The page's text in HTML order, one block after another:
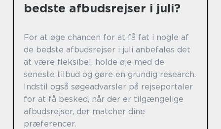
bedste afbudsrejser i juli?
For at øge chancen for at få fat i nogle af
de bedste afbudsrejser i juli anbefales det
at være fleksibel, holde øje med de
seneste tilbud og gøre en grundig research.
Indstil også søgeadvarsler på rejseportaler
for at få besked, når der er tilgængelige
afbudsrejser, der matcher dine
præferencer.